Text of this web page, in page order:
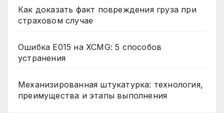
Как доказать факт повреждения груза при
страховом случае
Ошибка E015 на XCMG: 5 способов
устранения
Механизированная штукатурка: технология,
преимущества и этапы выполнения